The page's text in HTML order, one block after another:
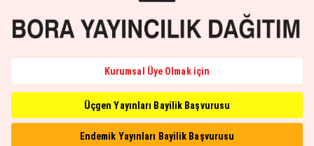
Kurumsal Üye Olmak için
Üçgen Yayınları Bayilik Başvurusu
Endemik Yayınları Bayilik Başvurusu